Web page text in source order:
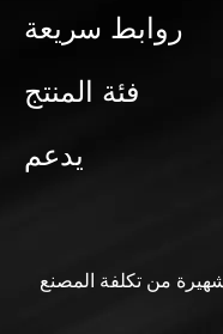
روابط سريعة
فئة المنتج
يدعم
من تكلفة المصنع